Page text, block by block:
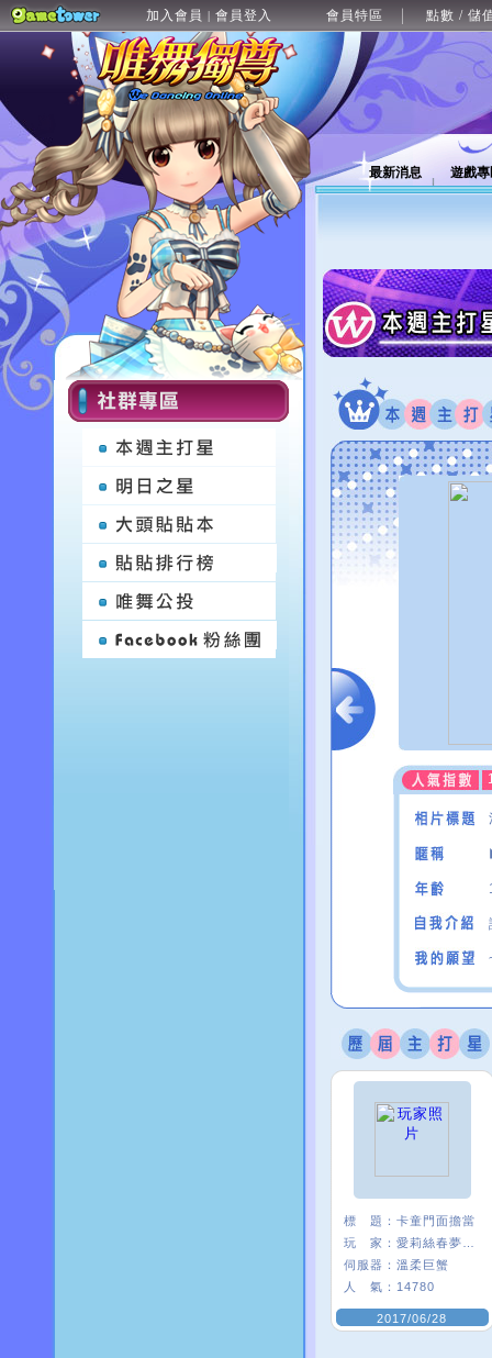
加入會員 | 會員登入 會員特區 點數 / 儲
最新消息 遊戲
標 題： 卡童門面擔當
玩 家：
伺服器： 溫柔巨蟹
人 氣： 14780
2017/06/28